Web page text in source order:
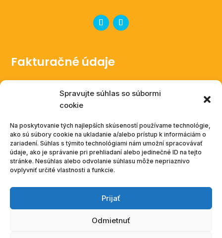
Spravujte súhlas so súbormi
cookie
Na poskytovanie tých najlepších skúseností používame technológie,
ako sú súbory cookie na ukladanie a/alebo prístup k informáciám o
zariadení. Súhlas s týmito technológiami nám umožní spracovávať
údaje, ako je správanie pri prehliadaní alebo jedinečné ID na tejto
stránke. Nesúhlas alebo odvolanie súhlasu môže nepriaznivo
ovplyvniť určité vlastnosti a funkcie.
Prijať
Odmietnuť
Fakturačné údaje
Aneta Babušová
V ladech 252/7, Zlonín
IČ: 14040000
DIČ: CZ8551258320
Podnikatelka zapísaná v živnostenskom rejstríku
© Aneta Babušová 2026